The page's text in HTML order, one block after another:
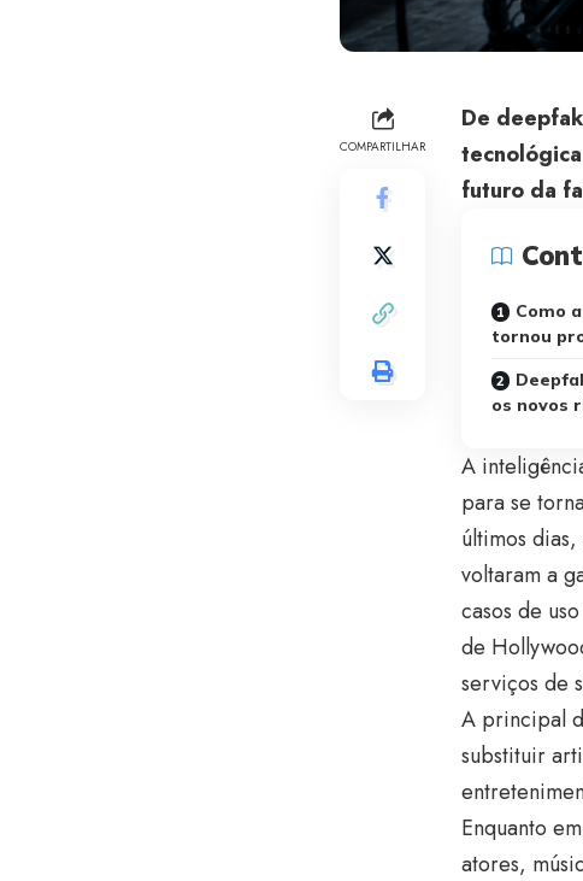
COMPARTILHAR
De
futuro da
Como
tornou
os novos
A
para se
últimos
voltaram a
casos de
de
serviços de
A principal
substituir
Enquanto
atores,